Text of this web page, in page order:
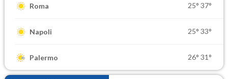
Roma 25° 37°
Napoli 25° 33°
Palermo 26° 31°